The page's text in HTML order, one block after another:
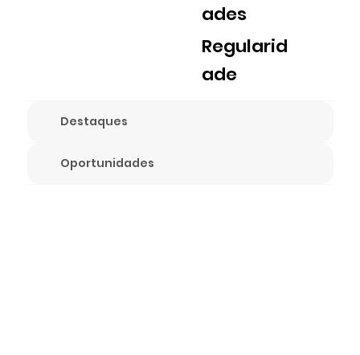
ades
Regularid
ade
Destaques
Oportunidades